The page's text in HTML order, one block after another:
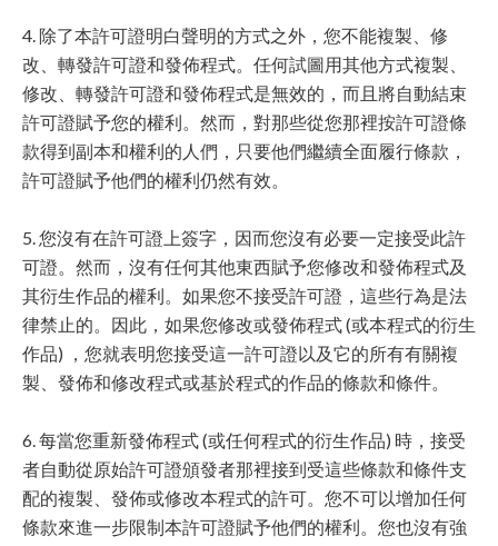
4. 除了本許可證明白聲明的方式之外，您不能複製、修
改、轉發許可證和發佈程式。任何試圖用其他方式複製、
修改、轉發許可證和發佈程式是無效的，而且將自動結束
許可證賦予您的權利。然而，對那些從您那裡按許可證條
款得到副本和權利的人們，只要他們繼續全面履行條款，
許可證賦予他們的權利仍然有效。
5. 您沒有在許可證上簽字，因而您沒有必要一定接受此許
可證。然而，沒有任何其他東西賦予您修改和發佈程式及
其衍生作品的權利。如果您不接受許可證，這些行為是法
律禁止的。因此，如果您修改或發佈程式 (或本程式的衍生
作品) ，您就表明您接受這一許可證以及它的所有有關複
製、發佈和修改程式或基於程式的作品的條款和條件。
6. 每當您重新發佈程式 (或任何程式的衍生作品) 時，接受
者自動從原始許可證頒發者那裡接到受這些條款和條件支
配的複製、發佈或修改本程式的許可。您不可以增加任何
條款來進一步限制本許可證賦予他們的權利。您也沒有強